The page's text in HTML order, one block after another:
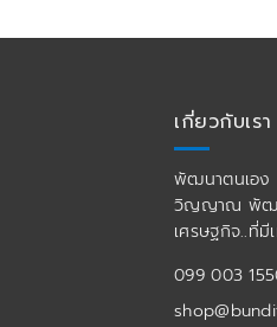
เกี่ยวกับเรา
พัฒนาตนเอง
วิญญาณ พัฒน
เศรษฐกิจ..ที่มี
099 003